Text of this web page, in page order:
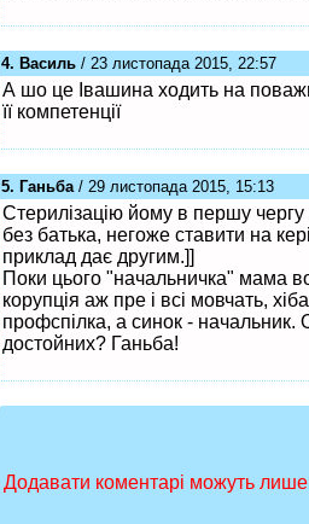
4. Василь / 23 листопада 2015, 22:57
А шо це Івашина ходить на
її компетенції
5. Ганьба/ 29 листопада 2015, 15:13
Стерилізацію йому в першу чергу
без батька, негоже ставити на
приклад дає другим.]]
Поки цього "начальничка" мама
корупція аж пре і всі мовчать,
профспілка, а синок -
достойних? Ганьба!
Додавати коментарі можуть лише